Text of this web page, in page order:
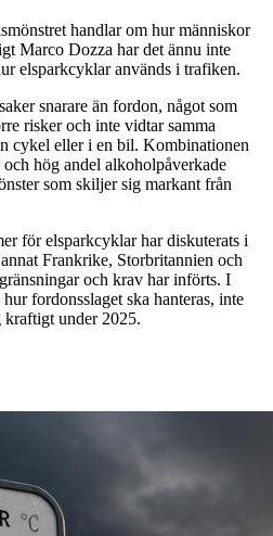
handlar om hur människor
Marco Dozza har det ännu inte
elsparkcyklar används i trafiken.
snarare än fordon, något som
risker och inte vidtar samma
cykel eller i en bil. Kombinationen
hög andel alkoholpåverkade
som skiljer sig markant från
för elsparkcyklar har diskuterats i
Frankrike, Storbritannien och
och krav har införts. I
fordonsslaget ska hanteras, inte
kraftigt under 2025.